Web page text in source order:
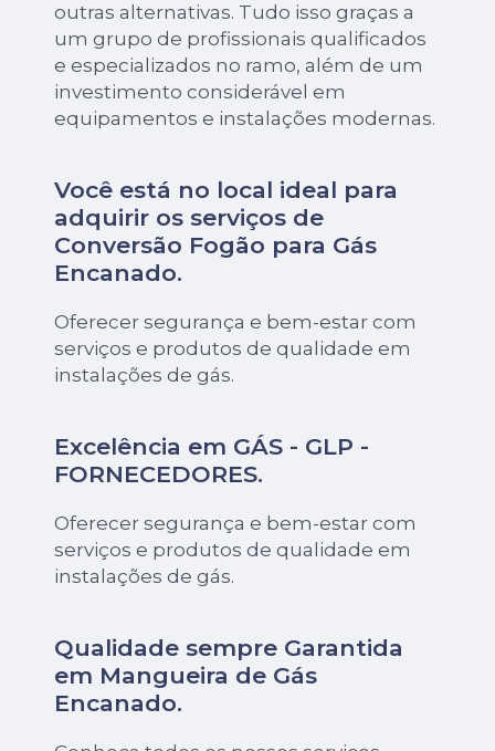
outras alternativas. Tudo isso graças a
um grupo de profissionais qualificados
e especializados no ramo, além de um
investimento considerável em
equipamentos e instalações modernas.
Você está no local ideal para
adquirir os serviços de
Conversão Fogão para Gás
Encanado.
Oferecer segurança e bem-estar com
serviços e produtos de qualidade em
instalações de gás.
Excelência em GÁS - GLP -
FORNECEDORES.
Oferecer segurança e bem-estar com
serviços e produtos de qualidade em
instalações de gás.
Qualidade sempre Garantida
em Mangueira de Gás
Encanado.